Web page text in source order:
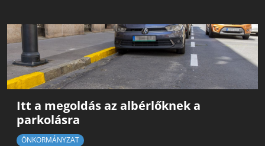
Itt a megoldás az albérlőknek a
parkolásra
ÖNKORMÁNYZAT